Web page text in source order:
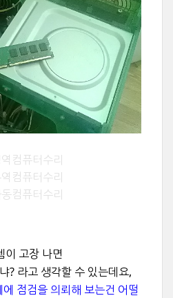
컴퓨터수리
컴퓨터수리
컴퓨터수리
이 고장 나면
? 라고 생각할 수 있는데요,
점검을 의뢰해 보는건 어떨